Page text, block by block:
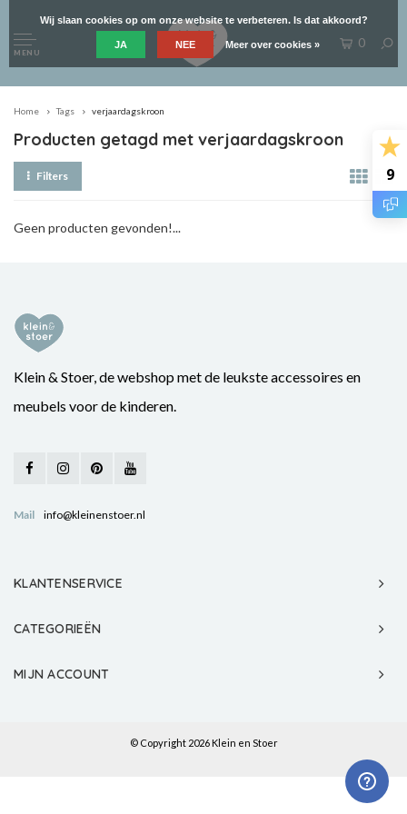
9
MENU
0
Home Tags verjaardagskroon
Producten getagd met verjaardagskroon
Filters
Geen producten gevonden!...
Klein & Stoer, de webshop met de leukste accessoires en
meubels voor de kinderen.
Mail info@kleinenstoer.nl
KLANTENSERVICE
CATEGORIEËN
MIJN ACCOUNT
© Copyright 2026 Klein en Stoer
Wij slaan cookies op om onze website te verbeteren. Is dat akkoord?
JA NEE Meer over cookies »